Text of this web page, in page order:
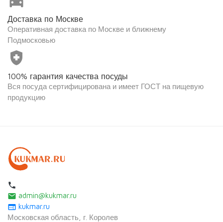
Доставка по Москве
Оперативная доставка по Москве и ближнему
Подмосковью
health_and_safety
100% гарантия качества посуды
Вся посуда сертифицирована и имеет ГОСТ на пищевую
продукцию
local_phone
email admin@kukmar.ru
web kukmar.ru
Московская область, г. Королев